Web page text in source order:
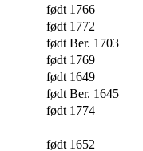
født 1766
født 1772
født Ber. 1703
født 1769
født 1649
født Ber. 1645
født 1774
født 1652